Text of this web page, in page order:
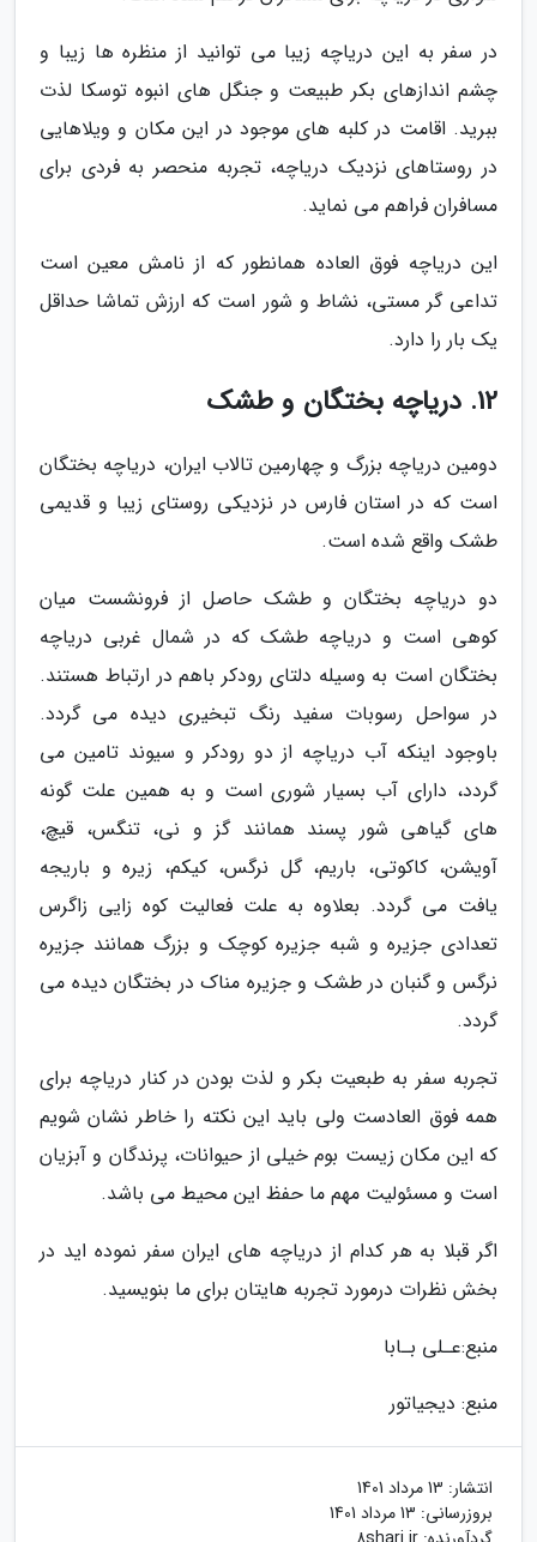
در سفر به این دریاچه زیبا می توانید از منظره ها زیبا و
چشم اندازهای بکر طبیعت و جنگل های انبوه توسکا لذت
ببرید. اقامت در کلبه های موجود در این مکان و ویلاهایی
در روستاهای نزدیک دریاچه، تجربه منحصر به فردی برای
مسافران فراهم می نماید.
این دریاچه فوق العاده همانطور که از نامش معین است
تداعی گر مستی، نشاط و شور است که ارزش تماشا حداقل
یک بار را دارد.
12. دریاچه بختگان و طشک
دومین دریاچه بزرگ و چهارمین تالاب ایران، دریاچه بختگان
است که در استان فارس در نزدیکی روستای زیبا و قدیمی
طشک واقع شده است.
دو دریاچه بختگان و طشک حاصل از فرونشست میان
کوهی است و دریاچه طشک که در شمال غربی دریاچه
بختگان است به وسیله دلتای رودکر باهم در ارتباط هستند.
در سواحل رسوبات سفید رنگ تبخیری دیده می گردد.
باوجود اینکه آب دریاچه از دو رودکر و سیوند تامین می
گردد، دارای آب بسیار شوری است و به همین علت گونه
های گیاهی شور پسند همانند گز و نی، تنگس، قیچ،
آویشن، کاکوتی، باریم، گل نرگس، کیکم، زیره و باریجه
یافت می گردد. بعلاوه به علت فعالیت کوه زایی زاگرس
تعدادی جزیره و شبه جزیره کوچک و بزرگ همانند جزیره
نرگس و گنبان در طشک و جزیره مناک در بختگان دیده می
گردد.
تجربه سفر به طبعیت بکر و لذت بودن در کنار دریاچه برای
همه فوق العادست ولی باید این نکته را خاطر نشان شویم
که این مکان زیست بوم خیلی از حیوانات، پرندگان و آبزیان
است و مسئولیت مهم ما حفظ این محیط می باشد.
اگر قبلا به هر کدام از دریاچه های ایران سفر نموده اید در
بخش نظرات درمورد تجربه هایتان برای ما بنویسید.
منبع:عـلی بـابا
منبع: دیجیاتور
انتشار: 13 مرداد 1401
بروزرسانی: 13 مرداد 1401